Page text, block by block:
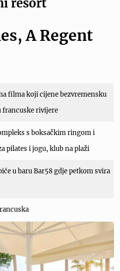
resort
A Regent
filma koji cijene bezvremensku
francuske rivijere
s boksačkim ringom i
pilates i jogu, klub na plaži
u baru Bar58 gdje petkom svira